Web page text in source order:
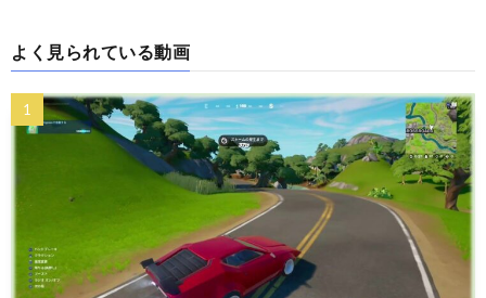
よく見られている動画